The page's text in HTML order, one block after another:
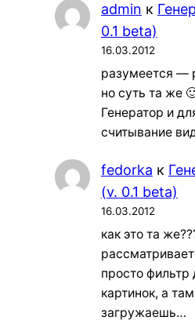
admin к
0.1 beta)
16.03.2012
разумеется —
но суть та же
Генератор и
считывание
fedorka к
(v. 0.1 beta)
16.03.2012
как это та
просто фильтр
картинок, а
загружаешь…